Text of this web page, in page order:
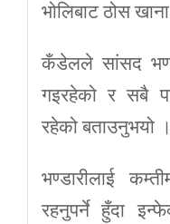
भोलिबाट ठोस
कँडेलले सांसद
गइरहेको र सबै
रहेको बताउनुभयो ।
भण्डारीलाई
रहनुपर्ने हुँदा